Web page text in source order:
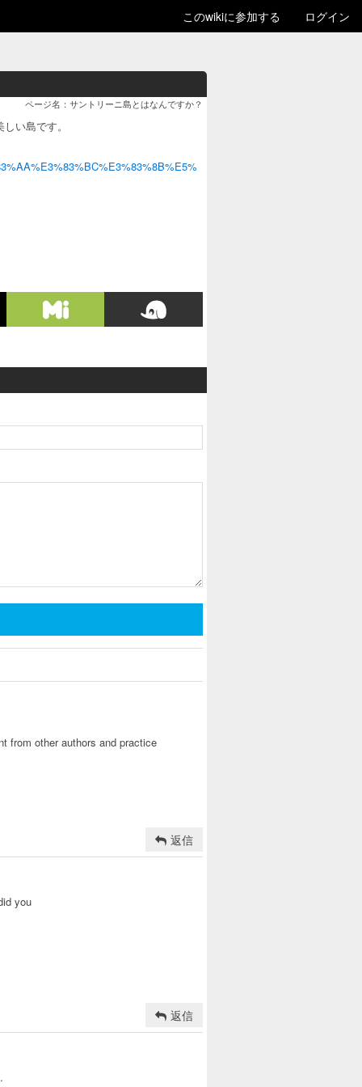
このwikiに参加する ログイン
ページ名：サントリーニ島とはなんですか？
い島です。
from other authors and practice
返信
you
返信